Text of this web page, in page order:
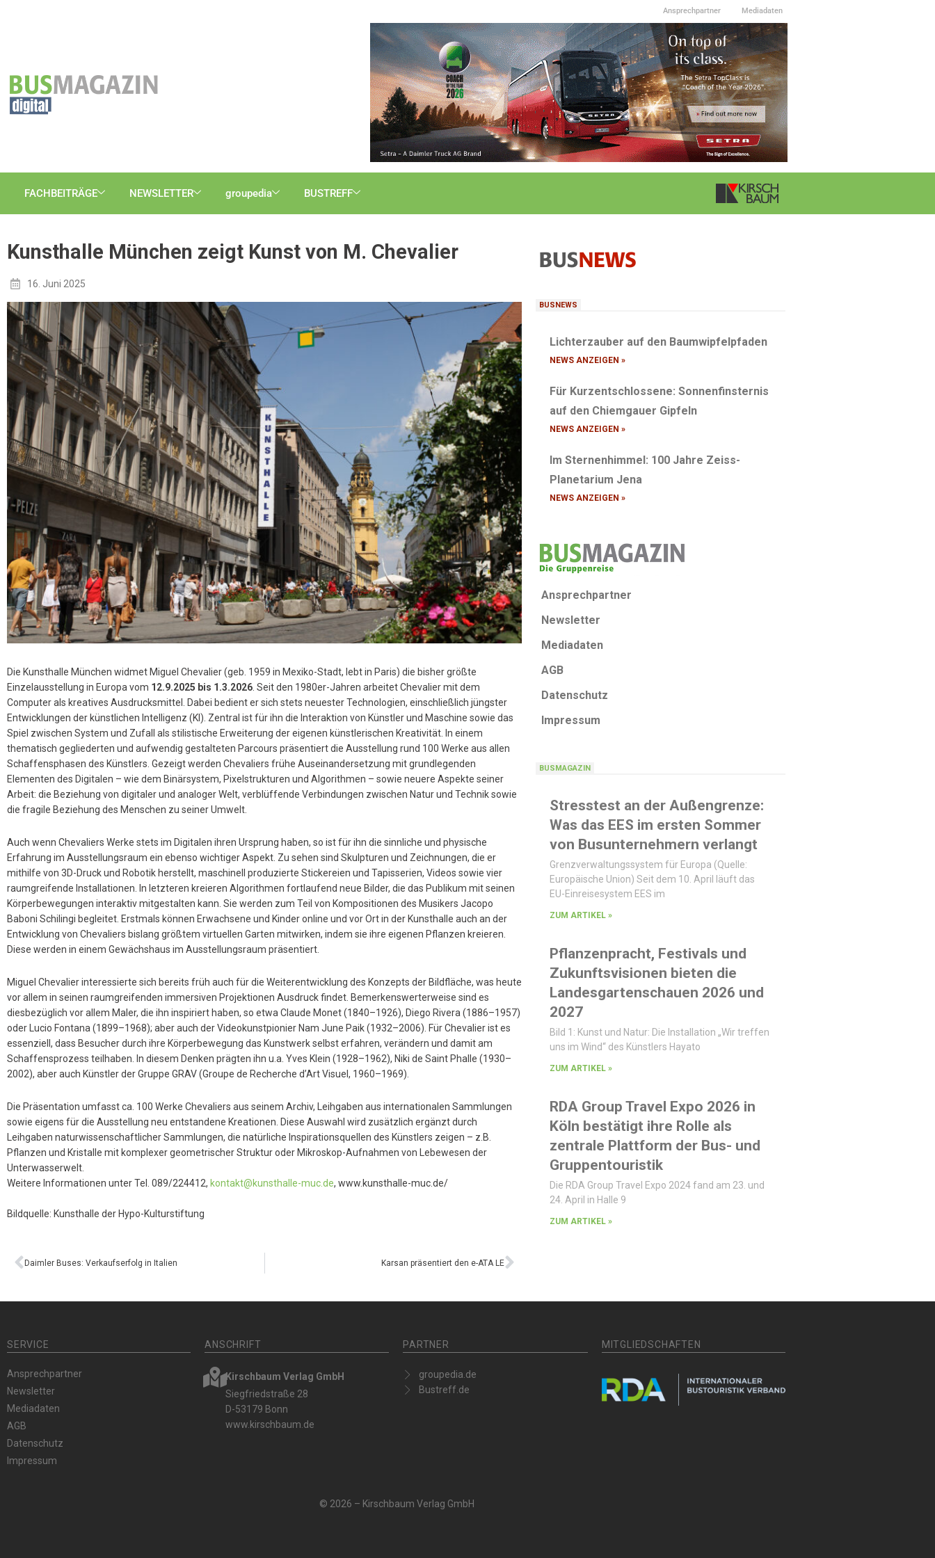
Ansprechpartner Mediadaten
FACHBEITRÄGE NEWSLETTER groupedia BUSTREFF
Kunsthalle München zeigt Kunst von M. Chevalier
16. Juni 2025
Die Kunsthalle München widmet Miguel Chevalier (geb. 1959 in Mexiko-Stadt, lebt in Paris) die bisher größte
Einzelausstellung in Europa vom 12.9.2025 bis 1.3.2026. Seit den 1980er-Jahren arbeitet Chevalier mit dem
Computer als kreatives Ausdrucksmittel. Dabei bedient er sich stets neuester Technologien, einschließlich jüngster
Entwicklungen der künstlichen Intelligenz (KI). Zentral ist für ihn die Interaktion von Künstler und Maschine sowie das
Spiel zwischen System und Zufall als stilistische Erweiterung der eigenen künstlerischen Kreativität. In einem
thematisch gegliederten und aufwendig gestalteten Parcours präsentiert die Ausstellung rund 100 Werke aus allen
Schaffensphasen des Künstlers. Gezeigt werden Chevaliers frühe Auseinandersetzung mit grundlegenden
Elementen des Digitalen – wie dem Binärsystem, Pixelstrukturen und Algorithmen – sowie neuere Aspekte seiner
Arbeit: die Beziehung von digitaler und analoger Welt, verblüffende Verbindungen zwischen Natur und Technik sowie
die fragile Beziehung des Menschen zu seiner Umwelt.
Auch wenn Chevaliers Werke stets im Digitalen ihren Ursprung haben, so ist für ihn die sinnliche und physische
Erfahrung im Ausstellungsraum ein ebenso wichtiger Aspekt. Zu sehen sind Skulpturen und Zeichnungen, die er
mithilfe von 3D-Druck und Robotik herstellt, maschinell produzierte Stickereien und Tapisserien, Videos sowie vier
raumgreifende Installationen. In letzteren kreieren Algorithmen fortlaufend neue Bilder, die das Publikum mit seinen
Körperbewegungen interaktiv mitgestalten kann. Sie werden zum Teil von Kompositionen des Musikers Jacopo
Baboni Schilingi begleitet. Erstmals können Erwachsene und Kinder online und vor Ort in der Kunsthalle auch an der
Entwicklung von Chevaliers bislang größtem virtuellen Garten mitwirken, indem sie ihre eigenen Pflanzen kreieren.
Diese werden in einem Gewächshaus im Ausstellungsraum präsentiert.
Miguel Chevalier interessierte sich bereits früh auch für die Weiterentwicklung des Konzepts der Bildfläche, was heute
vor allem in seinen raumgreifenden immersiven Projektionen Ausdruck findet. Bemerkenswerterweise sind es
diesbezüglich vor allem Maler, die ihn inspiriert haben, so etwa Claude Monet (1840–1926), Diego Rivera (1886–1957)
oder Lucio Fontana (1899–1968); aber auch der Videokunstpionier Nam June Paik (1932–2006). Für Chevalier ist es
essenziell, dass Besucher durch ihre Körperbewegung das Kunstwerk selbst erfahren, verändern und damit am
Schaffensprozess teilhaben. In diesem Denken prägten ihn u.a. Yves Klein (1928–1962), Niki de Saint Phalle (1930–
2002), aber auch Künstler der Gruppe GRAV (Groupe de Recherche d’Art Visuel, 1960–1969).
Die Präsentation umfasst ca. 100 Werke Chevaliers aus seinem Archiv, Leihgaben aus internationalen Sammlungen
sowie eigens für die Ausstellung neu entstandene Kreationen. Diese Auswahl wird zusätzlich ergänzt durch
Leihgaben naturwissenschaftlicher Sammlungen, die natürliche Inspirationsquellen des Künstlers zeigen – z.B.
Pflanzen und Kristalle mit komplexer geometrischer Struktur oder Mikroskop-Aufnahmen von Lebewesen der
Unterwasserwelt.
Weitere Informationen unter Tel. 089/224412, kontakt@kunsthalle-muc.de, www.kunsthalle-muc.de/
Bildquelle: Kunsthalle der Hypo-Kulturstiftung
Daimler Buses: Verkaufserfolg in Italien Karsan präsentiert den e-ATA LE
BUSNEWS
Lichterzauber auf den Baumwipfelpfaden
NEWS ANZEIGEN »
Für Kurzentschlossene: Sonnenfinsternis
auf den Chiemgauer Gipfeln
NEWS ANZEIGEN »
Im Sternenhimmel: 100 Jahre Zeiss-
Planetarium Jena
NEWS ANZEIGEN »
Ansprechpartner
Newsletter
Mediadaten
AGB
Datenschutz
Impressum
BUSMAGAZIN
Stresstest an der Außengrenze:
Was das EES im ersten Sommer
von Busunternehmern verlangt
Grenzverwaltungssystem für Europa (Quelle:
Europäische Union) Seit dem 10. April läuft das
EU-Einreisesystem EES im
ZUM ARTIKEL »
Pflanzenpracht, Festivals und
Zukunftsvisionen bieten die
Landesgartenschauen 2026 und
2027
Bild 1: Kunst und Natur: Die Installation „Wir treffen
uns im Wind“ des Künstlers Hayato
ZUM ARTIKEL »
RDA Group Travel Expo 2026 in
Köln bestätigt ihre Rolle als
zentrale Plattform der Bus- und
Gruppentouristik
Die RDA Group Travel Expo 2024 fand am 23. und
24. April in Halle 9
ZUM ARTIKEL »
SERVICE
Ansprechpartner
Newsletter
Mediadaten
AGB
Datenschutz
Impressum
ANSCHRIFT
Kirschbaum Verlag GmbH
Siegfriedstraße 28
D-53179 Bonn
www.kirschbaum.de
PARTNER
groupedia.de
Bustreff.de
MITGLIEDSCHAFTEN
© 2026 – Kirschbaum Verlag GmbH